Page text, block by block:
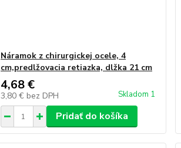
Náramok z chirurgickej ocele, 4
cm,predlžovacia retiazka, dlžka 21 cm
4,68 €
3,80 € bez DPH Skladom 1
Pridať do košíka